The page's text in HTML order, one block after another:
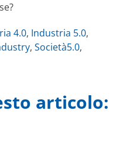
4.0, Industria 5.0,
, Società5.0,
articolo: